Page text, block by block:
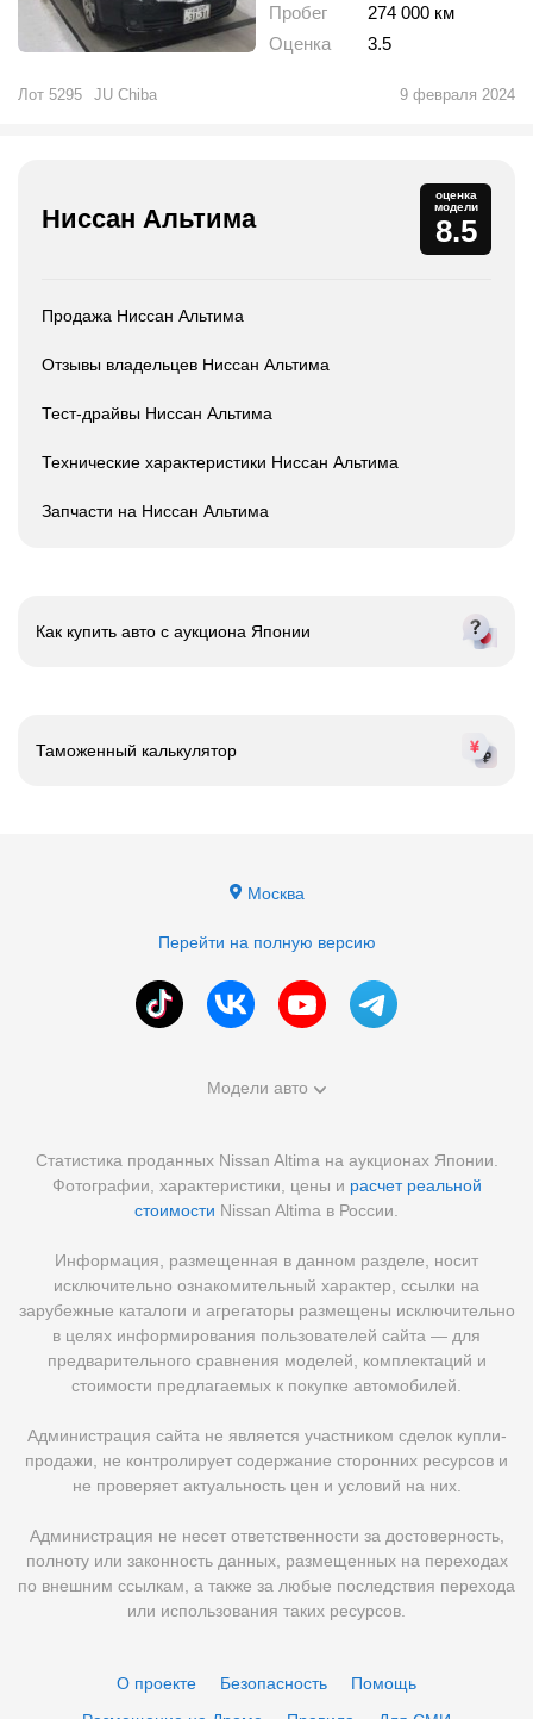
Пробег
274 000 км
Оценка
3.5
Лот 5295 JU Chiba 9 февраля 2024
Ниссан Альтима
оценка
модели
8.5
Продажа Ниссан Альтима
Отзывы владельцев Ниссан Альтима
Тест-драйвы Ниссан Альтима
Технические характеристики Ниссан Альтима
Запчасти на Ниссан Альтима
Как купить авто с аукциона Японии
Таможенный калькулятор
Москва
Перейти на полную версию
Модели авто
Статистика проданных Nissan Altima на аукционах Японии.
Фотографии, характеристики, цены и расчет реальной
стоимости Nissan Altima в России.
Информация, размещенная в данном разделе, носит
исключительно ознакомительный характер, ссылки на
зарубежные каталоги и агрегаторы размещены исключительно
в целях информирования пользователей сайта — для
предварительного сравнения моделей, комплектаций и
стоимости предлагаемых к покупке автомобилей.
Администрация сайта не является участником сделок купли-
продажи, не контролирует содержание сторонних ресурсов и
не проверяет актуальность цен и условий на них.
Администрация не несет ответственности за достоверность,
полноту или законность данных, размещенных на переходах
по внешним ссылкам, а также за любые последствия перехода
или использования таких ресурсов.
О проекте Безопасность
Помощь